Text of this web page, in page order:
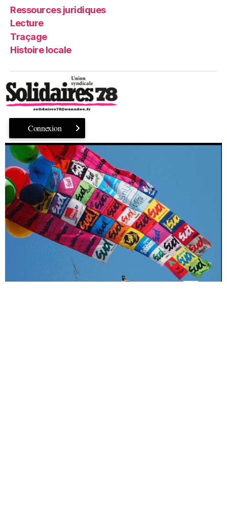
Ressources juridiques
Lecture
Traçage
Histoire locale
Connexion